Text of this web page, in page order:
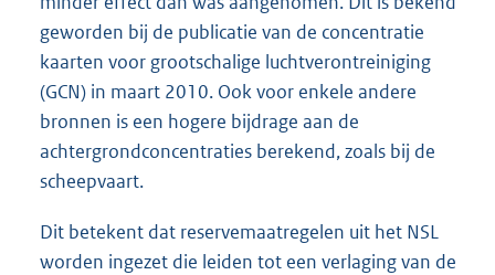
geworden bij de publicatie van de concentratie
kaarten voor grootschalige luchtverontreiniging
(GCN) in maart 2010. Ook voor enkele andere
bronnen is een hogere bijdrage aan de
achtergrondconcentraties berekend, zoals bij de
scheepvaart.
Dit betekent dat reservemaatregelen uit het NSL
worden ingezet die leiden tot een verlaging van de